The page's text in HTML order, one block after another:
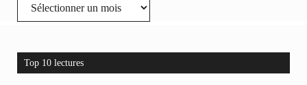
Top 10 lectures